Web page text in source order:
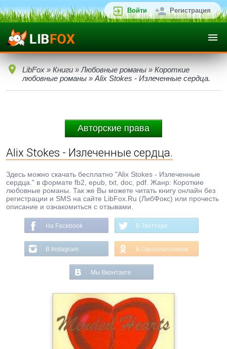
Войти Регистрация
LibFox » Книги » Любовные романы » Короткие
любовные романы » Alix Stokes - Излеченные сердца.
Авторские права
Alix Stokes - Излеченные сердца.
Здесь можно скачать бесплатно "Alix Stokes - Излеченные
сердца." в формате fb2, epub, txt, doc, pdf. Жанр: Короткие
любовные романы. Так же Вы можете читать книгу онлайн без
регистрации и SMS на сайте LibFox.Ru (ЛибФокс) или прочесть
описание и ознакомиться с отзывами.
На Facebook В Твиттере
В Instagram В Одноклассниках
Мы Вконтакте